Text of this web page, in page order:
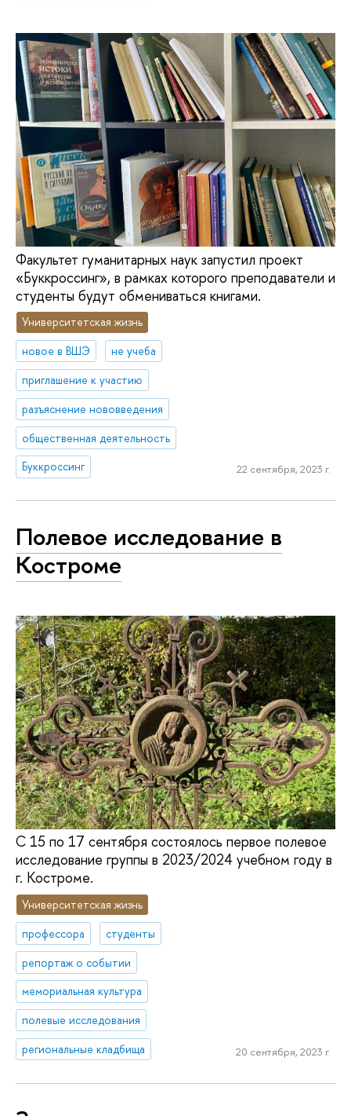
Факультет гуманитарных наук запустил проект
«Буккроссинг», в рамках которого преподаватели и
студенты будут обмениваться книгами.
Университетская жизнь
новое в ВШЭ
не учеба
приглашение к участию
разъяснение нововведения
общественная деятельность
Буккроссинг
22 сентября, 2023 г.
Полевое исследование в
Костроме
С 15 по 17 сентября состоялось первое полевое
исследование группы в 2023/2024 учебном году в
г. Костроме.
Университетская жизнь
профессора
студенты
репортаж о событии
мемориальная культура
полевые исследования
региональные кладбища
20 сентября, 2023 г.